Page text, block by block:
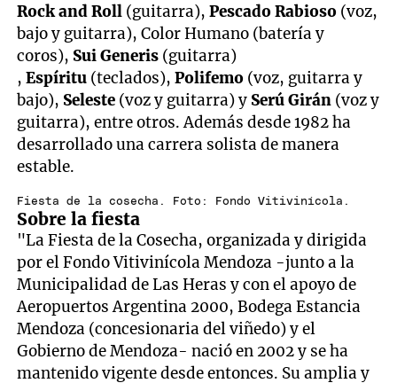
Rock and Roll (guitarra),Pescado Rabioso (voz,
bajo y guitarra), Color Humano (batería y
coros), Sui Generis (guitarra)
,Espíritu (teclados),Polifemo (voz, guitarra y
bajo), Seleste (voz y guitarra) y Serú Girán (voz y
guitarra), entre otros. Además desde 1982 ha
desarrollado una carrera solista de manera
estable.
Fiesta de la cosecha. Foto: Fondo Vitivinícola.
Sobre la fiesta
"La Fiesta de la Cosecha, organizada y dirigida
por el Fondo Vitivinícola Mendoza -junto a la
Municipalidad de Las Heras y con el apoyo de
Aeropuertos Argentina 2000, Bodega Estancia
Mendoza (concesionaria del viñedo) y el
Gobierno de Mendoza- nació en 2002 y se ha
mantenido vigente desde entonces. Su amplia y